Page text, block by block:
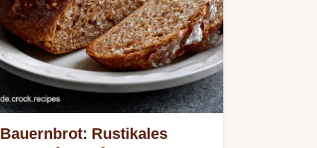
Bauernbrot: Rustikales